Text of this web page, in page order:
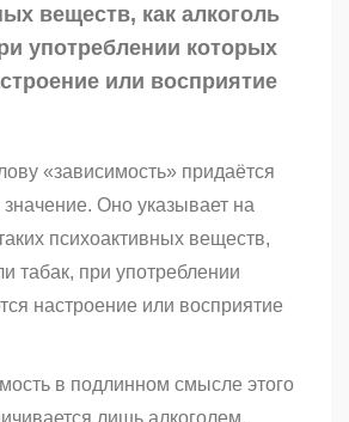
веществ, как алкоголь
употреблении которых
или восприятие
«зависимость» придаётся
Оно указывает на
психоактивных веществ,
табак, при употреблении
настроение или восприятие
в подлинном смысле этого
лишь алкоголем,